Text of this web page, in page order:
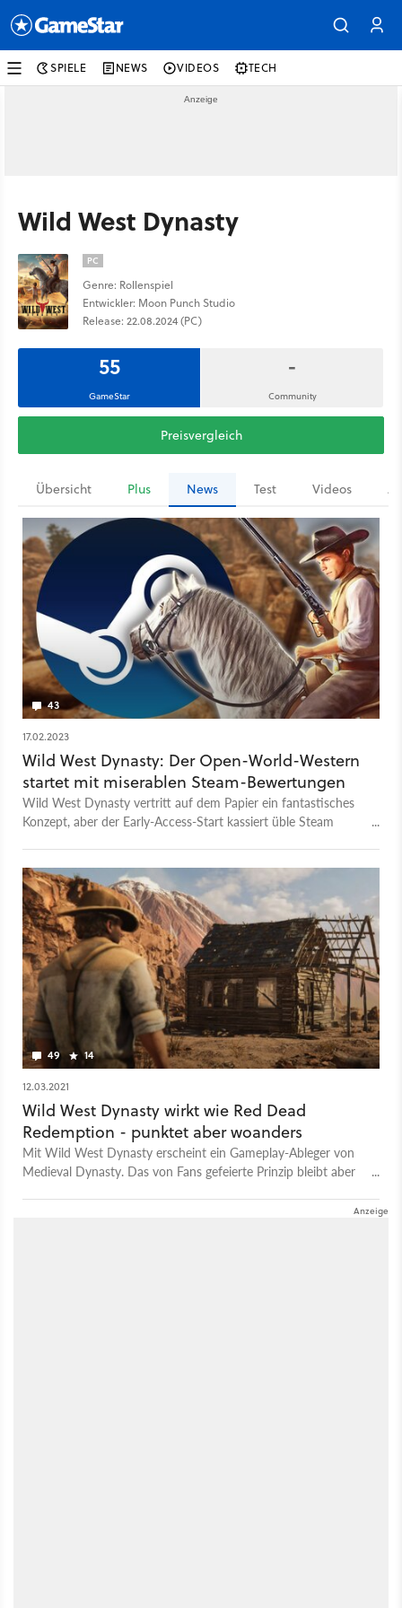
SPIELE NEWS VIDEOS TECH
Wild West Dynasty
PC
Genre: Rollenspiel
Entwickler: Moon Punch Studio
Release: 22.08.2024 (PC)
55
GameStar
-
Community
Preisvergleich
Übersicht Plus News Test Videos
43
17.02.2023
Wild West Dynasty: Der Open-World-Western
startet mit miserablen Steam-Bewertungen
Wild West Dynasty vertritt auf dem Papier ein fantastisches
Konzept, aber der Early-Access-Start kassiert üble Steam
49 14
12.03.2021
Wild West Dynasty wirkt wie Red Dead
Redemption - punktet aber woanders
Mit Wild West Dynasty erscheint ein Gameplay-Ableger von
Medieval Dynasty. Das von Fans gefeierte Prinzip bleibt aber